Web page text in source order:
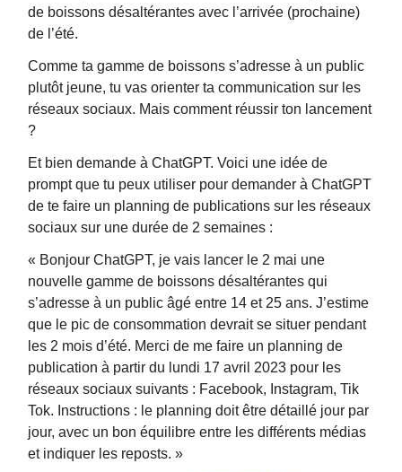
de boissons désaltérantes avec l’arrivée (prochaine)
de l’été.
Comme ta gamme de boissons s’adresse à un public
plutôt jeune, tu vas orienter ta communication sur les
réseaux sociaux. Mais comment réussir ton lancement
?
Et bien demande à ChatGPT. Voici une idée de
prompt que tu peux utiliser pour demander à ChatGPT
de te faire un planning de publications sur les réseaux
sociaux sur une durée de 2 semaines :
« Bonjour ChatGPT, je vais lancer le 2 mai une
nouvelle gamme de boissons désaltérantes qui
s’adresse à un public âgé entre 14 et 25 ans. J’estime
que le pic de consommation devrait se situer pendant
les 2 mois d’été. Merci de me faire un planning de
publication à partir du lundi 17 avril 2023 pour les
réseaux sociaux suivants : Facebook, Instagram, Tik
Tok. Instructions : le planning doit être détaillé jour par
jour, avec un bon équilibre entre les différents médias
et indiquer les reposts. »